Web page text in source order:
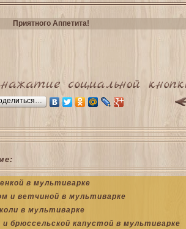
Приятного Аппетита!
в мультиварке
и ветчиной в мультиварке
в мультиварке
брюссельской капустой в мультиварке